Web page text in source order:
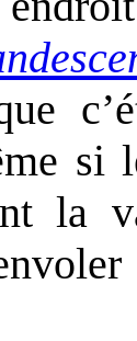
si
la